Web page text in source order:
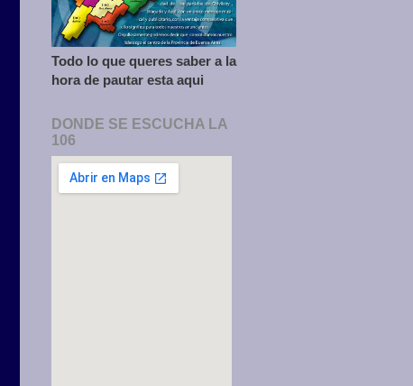
Todo lo que queres saber a la
hora de pautar esta aqui
DONDE SE ESCUCHA LA
106